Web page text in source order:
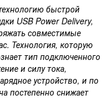
быстрой
USB Power Delivery,
совместимые
Технология, которую
тип подключенного
и силу тока,
устройство, и по
постепенно снижает